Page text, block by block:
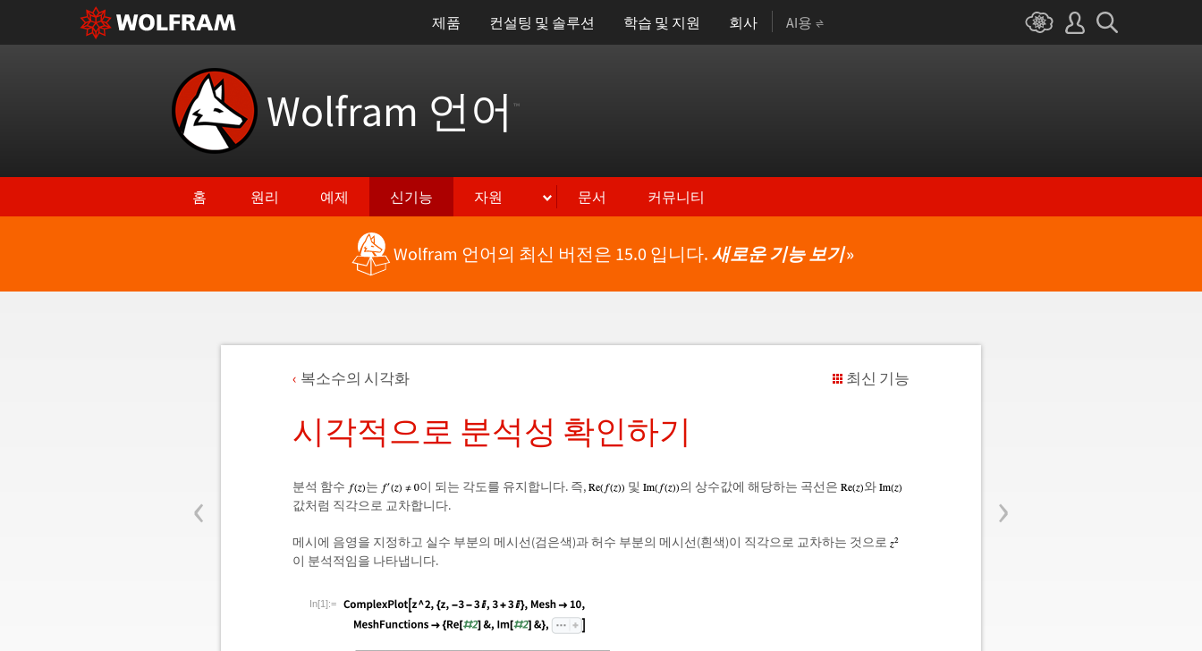
제품 컨설팅 및 솔루션 학습 및 지원 회사 AI용
Wolfram 언어 ™
홈 원리 예제 신기능 자원 문서 커뮤니티
Wolfram 언어의 최신 버전은 15.0 입니다. 새로운 기능 보기»
‹ ›
복소수의 시각화 최신 기능
시각적으로 분석성 확인하기
분석 함수 는 이 되는 각도를 유지합니다. 즉, 및 의 상수값에 해당하는 곡선은
와
값처럼 직각으로 교차합니다.
메시에 음영을 지정하고 실수 부분의 메시선(검은색)과 허수 부분의 메시선(흰색)이 직각으로 교차하는 것으로
이 분석적임을 나타냅니다.
In[1]:=